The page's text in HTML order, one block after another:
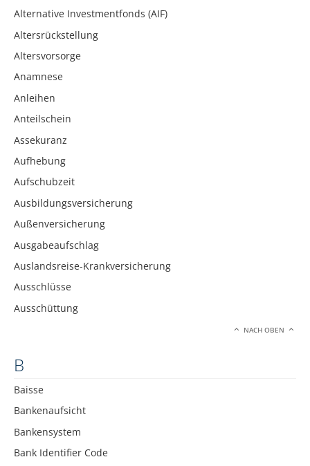
Alternative Investmentfonds (AIF)
Altersrückstellung
Altersvorsorge
Anamnese
Anleihen
Anteilschein
Assekuranz
Aufhebung
Aufschubzeit
Ausbildungsversicherung
Außenversicherung
Ausgabeaufschlag
Auslandsreise-Krankversicherung
Ausschlüsse
Ausschüttung
NACH OBEN
B
Baisse
Bankenaufsicht
Bankensystem
Bank Identifier Code